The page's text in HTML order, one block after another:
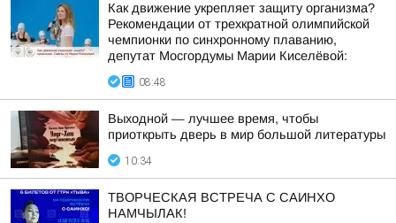
Как движение укрепляет защиту организма?
Рекомендации от трехкратной олимпийской
чемпионки по синхронному плаванию,
депутат Мосгордумы Марии Киселёвой:
08:48
Выходной — лучшее время, чтобы
приоткрыть дверь в мир большой литературы
10:34
ТВОРЧЕСКАЯ ВСТРЕЧА С САИНХО
НАМЧЫЛАК!